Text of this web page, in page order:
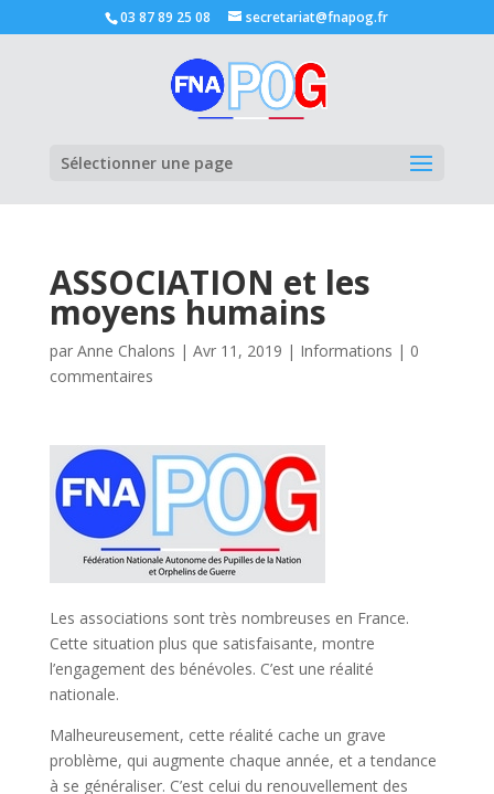
03 87 89 25 08 secretariat@fnapog.fr
Sélectionner une page
ASSOCIATION et les
moyens humains
par Anne Chalons | Avr 11, 2019 | Informations | 0
commentaires
Les associations sont très nombreuses en France.
Cette situation plus que satisfaisante, montre
l’engagement des bénévoles. C’est une réalité
nationale.
Malheureusement, cette réalité cache un grave
problème, qui augmente chaque année, et a tendance
à se généraliser. C’est celui du renouvellement des